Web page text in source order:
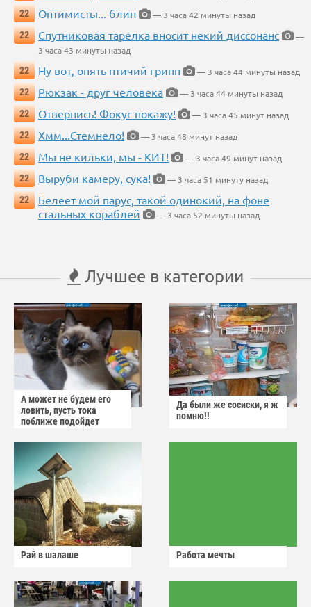
22
Оптимисты... блин
— 3 часа 42 минуты назад
22
Спутниковая тарелка вносит некий диссонанс
—
3 часа 43 минуты назад
22
Ну вот, опять птичий грипп
— 3 часа 44 минуты назад
22
Рюкзак - друг человека
— 3 часа 44 минуты назад
22
Отвернись! Фокус покажу!
— 3 часа 45 минут назад
22
Хмм...Стемнело!
— 3 часа 48 минут назад
22
Мы не кильки, мы - КИТ!
— 3 часа 49 минут назад
22
Выруби камеру, сука!
— 3 часа 51 минуту назад
22
Белеет мой парус, такой одинокий, на фоне
стальных кораблей
— 3 часа 52 минуты назад
Лучшее в категории
А может не будем его
ловить, пусть тока
поближе подойдет
Да были же сосиски, я ж
помню!!
Рай в шалаше Работа мечты